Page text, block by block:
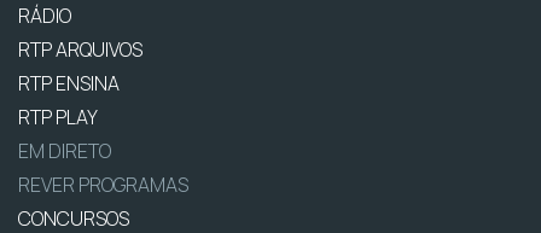
RÁDIO
RTP ARQUIVOS
RTP ENSINA
RTP PLAY
EM DIRETO
REVER PROGRAMAS
CONCURSOS